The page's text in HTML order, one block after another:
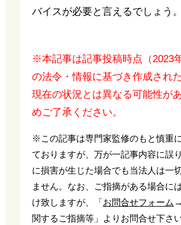
バイスが必要と言えるでしょう。
※本記事は記事投稿時点（2023
の法令・情報に基づき作成され
現在の状況とは異なる可能性が
めご了承ください。
※この記事は専門家監修のもと慎重
ておりますが、万が一記事内容に誤
に損害が生じた場合でも当法人は一
ません。なお、ご指摘がある場合に
け致しますが、「お問合せフォーム
関するご指摘等」よりお問合せ下さ